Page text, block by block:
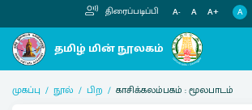
திரைப்படிப்பி A- A A+ A
முகப்பு நூல் பிற காசிக்கலம்பகம் : மூலபாடம்